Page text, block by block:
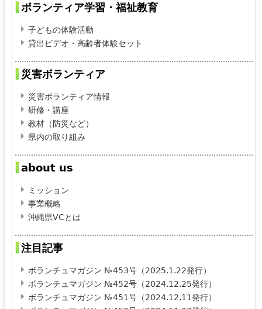
ボランティア学習・福祉教育
子どもの体験活動
貸出ビデオ・高齢者体験セット
災害ボランティア
災害ボランティア情報
研修・講座
教材（防災など）
県内の取り組み
about us
ミッション
事業概略
沖縄県VCとは
注目記事
ボランチュマガジン №453号（2025.1.22発行）
ボランチュマガジン №452号（2024.12.25発行）
ボランチュマガジン №451号（2024.12.11発行）